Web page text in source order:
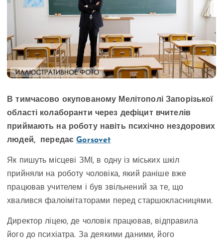
В тимчасово окупованому Мелітополі Запорізької
області колаборанти через дефіцит вчителів
приймають на роботу навіть психічно нездорових
людей, передаєGorsovet
Як пишуть місцеві ЗМІ, в одну із міських шкіл
прийняли на роботу чоловіка, який раніше вже
працював учителем і був звільнений за те, що
хвалився фалоімітаторами перед старшокласницями.
Директор ліцею, де чоловік працював, відправила
його до психіатра. За деякими даними, його